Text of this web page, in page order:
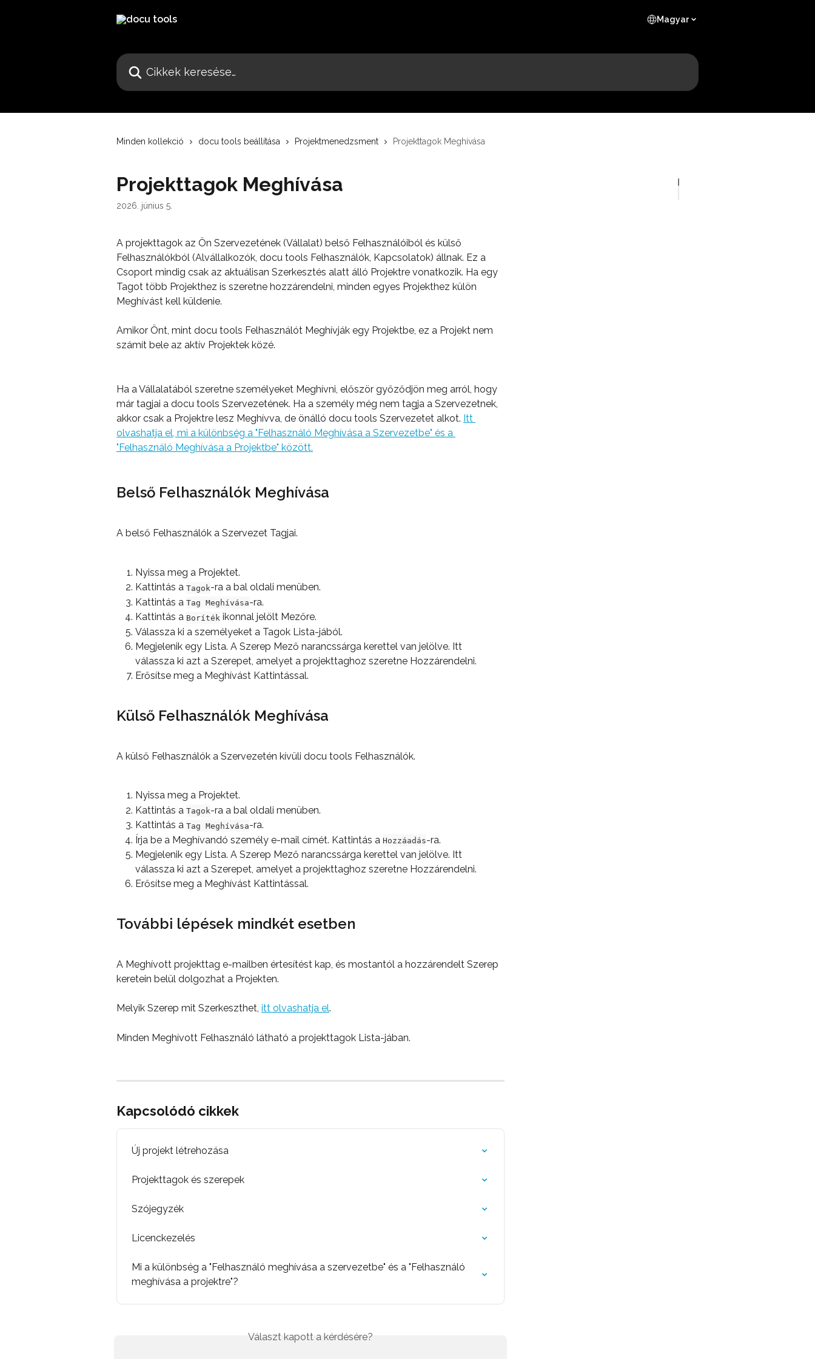
Magyar
Cikkek keresése…
Minden kollekció docu tools beállítása Projektmenedzsment Projekttagok Meghívása
Projekttagok Meghívása
2026. június 5.
A projekttagok az Ön Szervezetének (Vállalat) belső Felhasználóiból és külső
Felhasználókból (Alvállalkozók, docu tools Felhasználók, Kapcsolatok) állnak. Ez a
Csoport mindig csak az aktuálisan Szerkesztés alatt álló Projektre vonatkozik. Ha egy
Tagot több Projekthez is szeretne hozzárendelni, minden egyes Projekthez külön
Meghívást kell küldenie.
Amikor Önt, mint docu tools Felhasználót Meghívják egy Projektbe, ez a Projekt nem
számít bele az aktív Projektek közé.
Ha a Vállalatából szeretne személyeket Meghívni, először győződjön meg arról, hogy
már tagjai a docu tools Szervezetének. Ha a személy még nem tagja a Szervezetnek,
akkor csak a Projektre lesz Meghívva, de önálló docu tools Szervezetet alkot. Itt
olvashatja el, mi a különbség a "Felhasználó Meghívása a Szervezetbe" és a
"Felhasználó Meghívása a Projektbe" között.
Belső Felhasználók Meghívása
A belső Felhasználók a Szervezet Tagjai.
Nyissa meg a Projektet.
Kattintás a Tagok-ra a bal oldali menüben.
Kattintás a Tag Meghívása-ra.
Kattintás a Boríték ikonnal jelölt Mezőre.
Válassza ki a személyeket a Tagok Lista-jából.
Megjelenik egy Lista. A Szerep Mező narancssárga kerettel van jelölve. Itt
válassza ki azt a Szerepet, amelyet a projekttaghoz szeretne Hozzárendelni.
Erősítse meg a Meghívást Kattintással.
Külső Felhasználók Meghívása
A külső Felhasználók a Szervezetén kívüli docu tools Felhasználók.
Nyissa meg a Projektet.
Kattintás a Tagok-ra a bal oldali menüben.
Kattintás a Tag Meghívása-ra.
Írja be a Meghívandó személy e-mail címét. Kattintás a Hozzáadás-ra.
Megjelenik egy Lista. A Szerep Mező narancssárga kerettel van jelölve. Itt
válassza ki azt a Szerepet, amelyet a projekttaghoz szeretne Hozzárendelni.
Erősítse meg a Meghívást Kattintással.
További lépések mindkét esetben
A Meghívott projekttag e-mailben értesítést kap, és mostantól a hozzárendelt Szerep
keretein belül dolgozhat a Projekten.
Melyik Szerep mit Szerkeszthet, itt olvashatja el.
Minden Meghívott Felhasználó látható a projekttagok Lista-jában.
Kapcsolódó cikkek
Új projekt létrehozása
Projekttagok és szerepek
Szójegyzék
Licenckezelés
Mi a különbség a "Felhasználó meghívása a szervezetbe" és a "Felhasználó
meghívása a projektre"?
Választ kapott a kérdésére?